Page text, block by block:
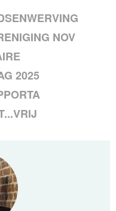
NOV
2025